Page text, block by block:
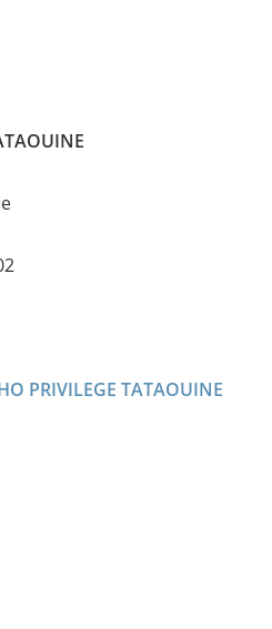
PRIVILEGE TATAOUINE